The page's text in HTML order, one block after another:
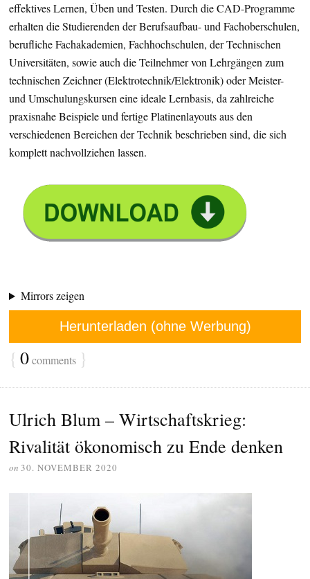
effektives Lernen, Üben und Testen. Durch die CAD-Programme
erhalten die Studierenden der Berufsaufbau- und Fachoberschulen,
berufliche Fachakademien, Fachhochschulen, der Technischen
Universitäten, sowie auch die Teilnehmer von Lehrgängen zum
technischen Zeichner (Elektrotechnik/Elektronik) oder Meister-
und Umschulungskursen eine ideale Lernbasis, da zahlreiche
praxisnahe Beispiele und fertige Platinenlayouts aus den
verschiedenen Bereichen der Technik beschrieben sind, die sich
komplett nachvollziehen lassen.
Mirrors zeigen
Herunterladen (ohne Werbung)
{ 0comments }
Ulrich Blum – Wirtschaftskrieg:
Rivalität ökonomisch zu Ende denken
on 30. NOVEMBER 2020